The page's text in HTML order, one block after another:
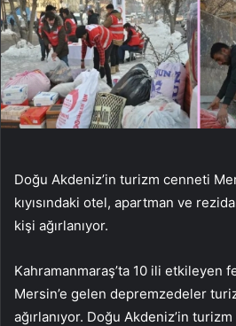
Doğu Akdeniz’in turizm cenneti
kıyısındaki otel, apartman ve
kişi ağırlanıyor.
Kahramanmaraş’ta 10 ili etkileyen
Mersin’e gelen depremzedeler
ağırlanıyor. Doğu Akdeniz’in